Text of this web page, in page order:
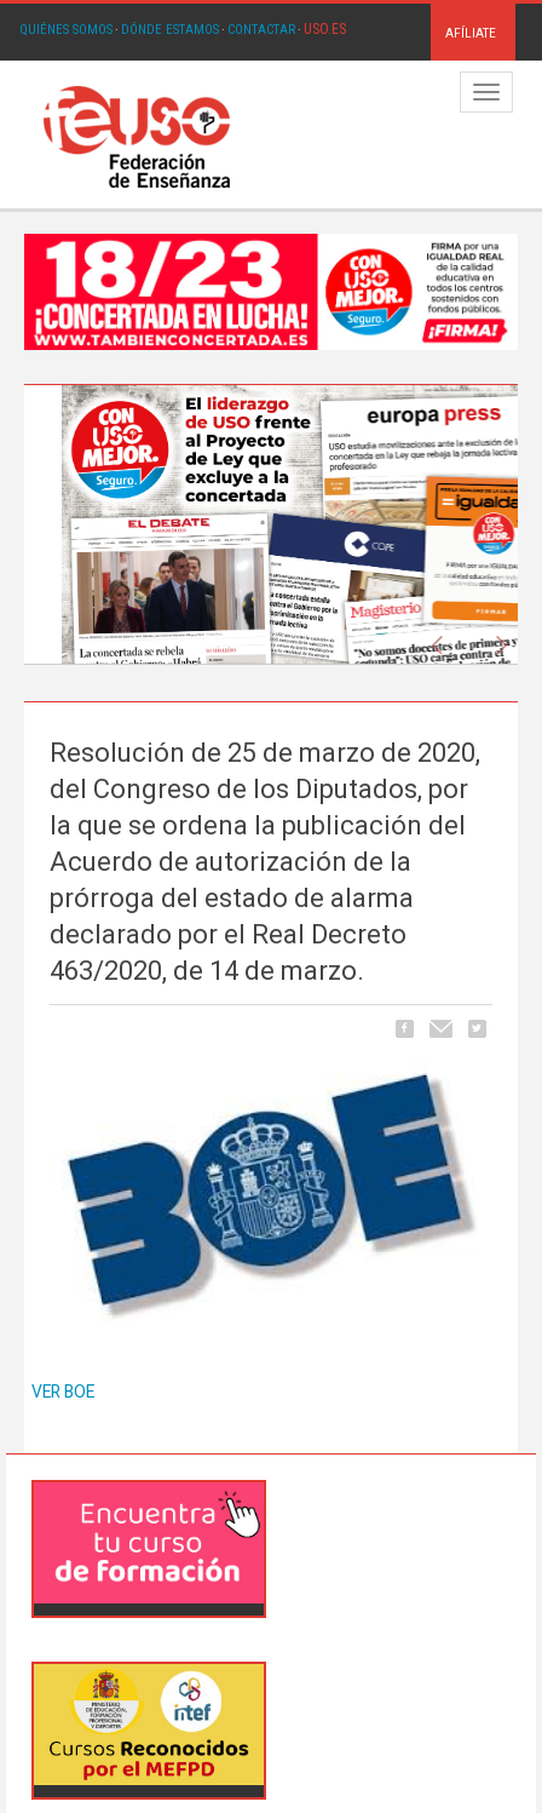
QUIÉNES SOMOS· DÓNDE ESTAMOS· CONTACTAR· USO.ES AFÍLIATE
Menú
La prensa nacional se hace eco del liderazgo
de FEUSO frente al Proyecto de Ley que
excluye a la concertada
06 de Mayo, publicado enCarrusel
La tramitación del Proyecto de Ley de reducción de la jornada
lectiva del profesorado ha comenzado a ocupar espacio en los
principales medios de comunicación nacionales.
Anterior
Resolución de 25 de marzo de 2020,
del Congreso de los Diputados, por
la que se ordena la publicación del
Acuerdo de autorización de la
prórroga del estado de alarma
declarado por el Real Decreto
463/2020, de 14 de marzo.
VER BOE